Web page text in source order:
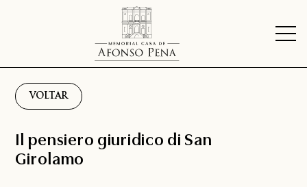
VOLTAR
Il pensiero giuridico di San
Girolamo